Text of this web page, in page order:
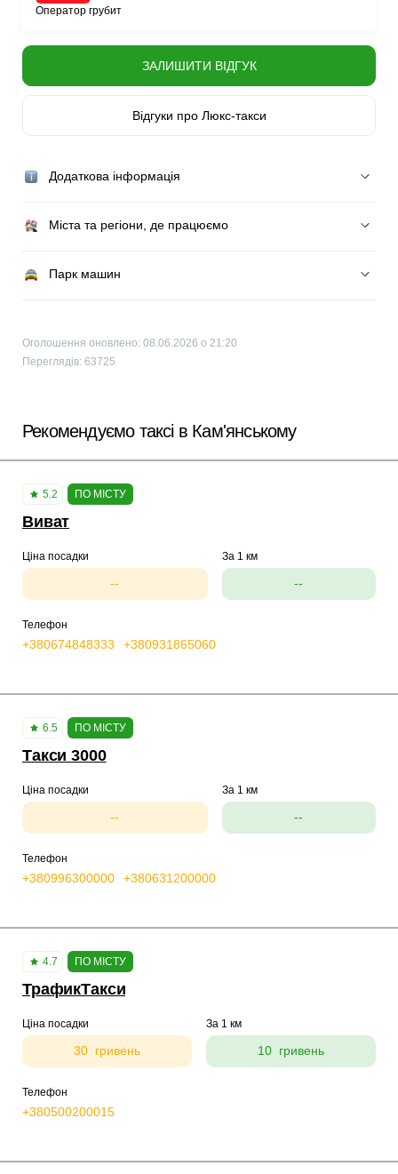
Оператор грубит
ЗАЛИШИТИ ВІДГУК
Відгуки про Люкс-такси
Додаткова інформація
Міста та регіони, де працюємо
Парк машин
Оголошення оновлено: 08.06.2026 о 21:20
Переглядів: 63725
Рекомендуємо таксі в Кам'янському
5.2 ПО МІСТУ
Виват
Ціна посадки
--
За 1 км
--
Телефон
+380674848333 +380931865060
6.5 ПО МІСТУ
Такси 3000
Ціна посадки
--
За 1 км
--
Телефон
+380996300000 +380631200000
4.7 ПО МІСТУ
ТрафикТакси
Ціна посадки
30 гривень
За 1 км
10 гривень
Телефон
+380500200015